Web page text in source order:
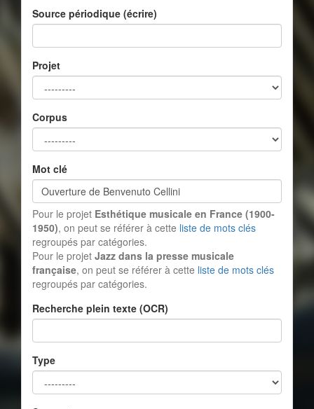
Source périodique (écrire)
Projet
Corpus
Mot clé
Pour le projet Esthétique musicale en France (1900-
1950), on peut se référer à cette liste de mots clés
regroupés par catégories.
Pour le projet Jazz dans la presse musicale
française, on peut se référer à cette liste de mots clés
regroupés par catégories.
Recherche plein texte (OCR)
Type